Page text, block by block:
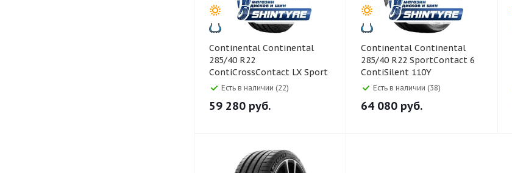
Continental Continental
285/40 R22
ContiCrossContact LX Sport
ContiSilent 110H
Есть в наличии (22)
59 280 руб.
Continental Continental
285/40 R22 SportContact 6
ContiSilent 110Y
Есть в наличии (38)
64 080 руб.